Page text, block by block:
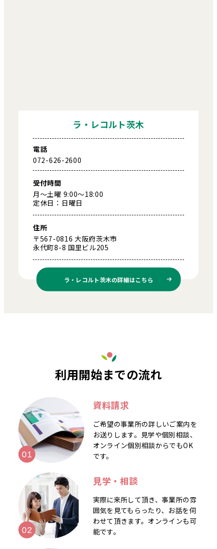
ラ・レコルト茨木
電話
072-626-2600
受付時間
月～土曜 9:00～18:00
定休日：日曜日
住所
〒567-0816 大阪府茨木市
永代町8-8 国里ビル205
ラ・レコルト茨木の詳細はこちら
利用開始までの流れ
資料請求
ご希望の事業所の詳しいご案内を
お送りします。見学や個別相談、
オンライン個別相談からでもOK
です。
見学・相談
実際に来所して頂き、事業所の雰
囲気を見てもらったり、お話を伺
わせて頂きます。オンラインも可
能です。